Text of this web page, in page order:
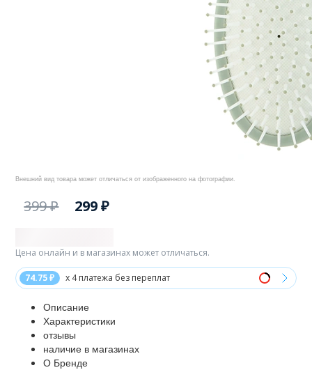
Внешний вид товара может отличаться от изображенного на фотографии.
399 ₽ 299 ₽
74.75 ₽ x 4 платежа без переплат
Цена онлайн и в магазинах может отличаться.
Описание
Характеристики
отзывы
наличие в магазинах
О Бренде